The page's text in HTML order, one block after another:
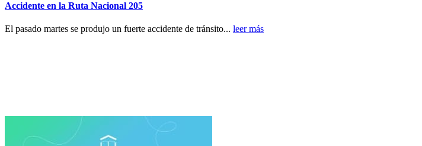
Accidente en la Ruta Nacional 205
El pasado martes se produjo un fuerte accidente de tránsito... leer más